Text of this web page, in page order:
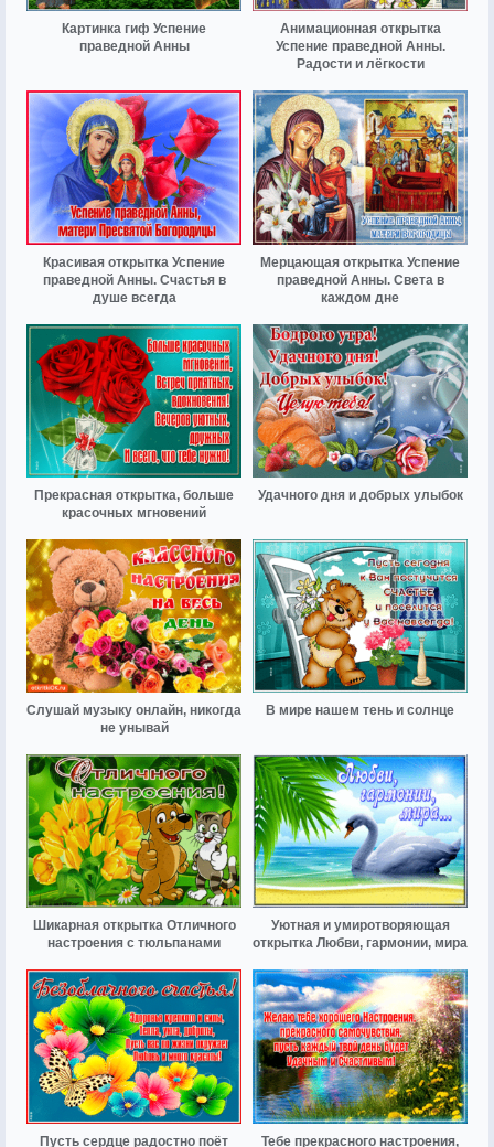
Картинка гиф Успение
праведной Анны
Анимационная открытка
Успение праведной Анны.
Радости и лёгкости
Красивая открытка Успение
праведной Анны. Счастья в
душе всегда
Мерцающая открытка Успение
праведной Анны. Света в
каждом дне
Прекрасная открытка, больше
красочных мгновений
Удачного дня и добрых улыбок
Слушай музыку онлайн, никогда
не унывай
В мире нашем тень и солнце
Шикарная открытка Отличного
настроения с тюльпанами
Уютная и умиротворяющая
открытка Любви, гармонии, мира
Пусть сердце радостно поёт Тебе прекрасного настроения,